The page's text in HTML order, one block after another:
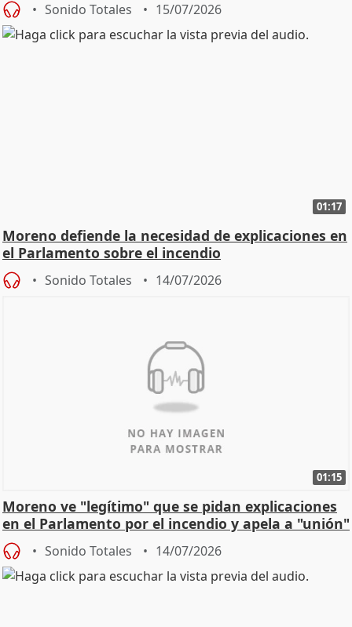
Sonido Totales 15/07/2026
01:17
Moreno defiende la necesidad de explicaciones en
el Parlamento sobre el incendio
Sonido Totales 14/07/2026
01:15
Moreno ve "legítimo" que se pidan explicaciones
en el Parlamento por el incendio y apela a "unión"
y
Sonido Totales 14/07/2026